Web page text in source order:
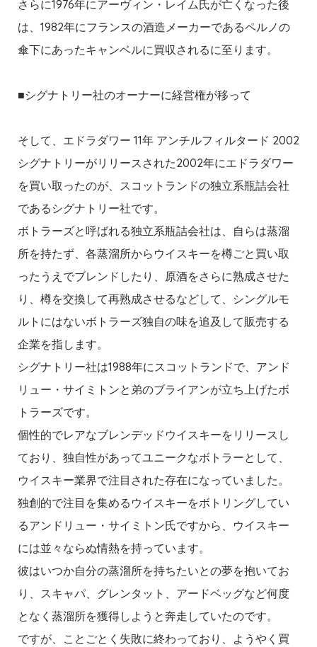
さらに1976年にアーヴィン・レイム氏が亡くなった後
は、1982年にフランスの酒造メーカーであるペルノの
傘下にあったキャンベルに買収されるに至ります。
■シグナトリー社のオーナーに経営権が移って
そして、エドラダワー 11年 アンチルフィルタード 2002
シグナトリーがリリースされた2002年にエドラダワー
を買い取ったのが、スコットランドの独立系瓶詰会社
であるシグナトリー社です。
ボトラーズと呼ばれる独立系瓶詰会社は、自らは蒸溜
所を持たず、各蒸溜所からウイスキーを樽ごと買い取
ったうえでブレンドしたり、原酒をさらに熟成させた
り、樽を交換して再熟成させるなどして、シングルモ
ルトにはないボトラーズ独自の味を追及して販売する
企業を指します。
シグナトリー社は1988年にスコットランドで、アンド
リュー・サイミトンと弟のブライアンが立ち上げたボ
トラーズです。
個性的でレアなブレンデッドウイスキーをリリースし
ており、独自性があってユニークなボトラーとして、
ウイスキー業界で注目された存在になっていました。
独創的で注目を集めるウイスキーをボトリングしてい
るアンドリュー・サイミトン氏ですから、ウイスキー
には並々ならぬ情熱を持っています。
彼はいつか自分の蒸溜所を持ちたいとの夢を抱いてお
り、スキャパ、グレンタット、アードベッグなど何度
となく蒸溜所を獲得しようと奔走していたのです。
ですが、ことごとく失敗に終わっており、ようやく買